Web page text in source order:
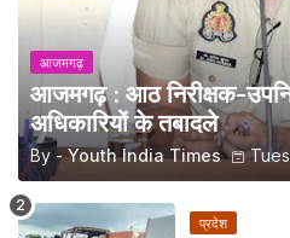
आजमगढ़
आजमगढ़ : आठ निरीक्षक-
अधिकारियों के तबादले
By - Youth India Times
प्रदेश